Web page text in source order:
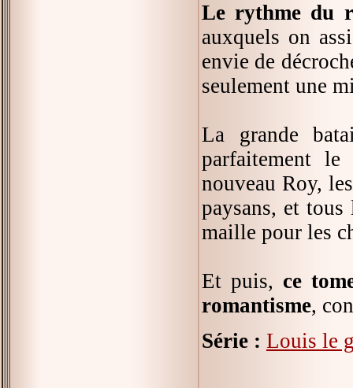
Le rythme du
auxquels on
envie de
seulement une
La grande
parfaitement le
nouveau Roy,
paysans, et
maille pour les
Et puis, ce
romantisme,
Série : Louis le